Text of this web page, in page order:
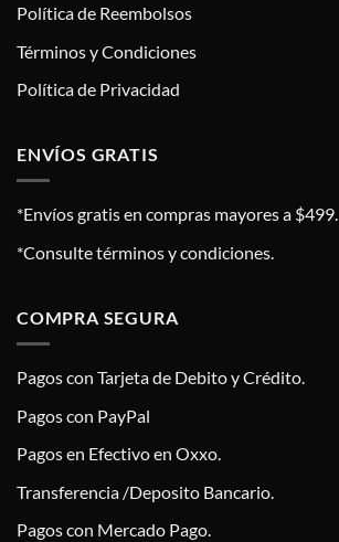
Política de Reembolsos
Términos y Condiciones
Política de Privacidad
ENVÍOS GRATIS
*Envíos gratis en compras mayores a $499.
*Consulte términos y condiciones.
COMPRA SEGURA
Pagos con Tarjeta de Debito y Crédito.
Pagos con PayPal
Pagos en Efectivo en Oxxo.
Transferencia /Deposito Bancario.
Pagos con Mercado Pago.